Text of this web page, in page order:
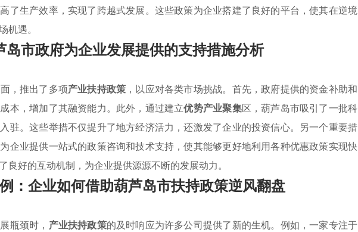
了生产效率，实现了跨越式发展。这些政策为企业搭建了良好的平台，使其在逆境
机遇。
岛市政府为企业发展提供的支持措施分析
，推出了多项产业扶持政策 ，以应对各类市场挑战。首先，政府提供的资金补助和
本，增加了其融资能力。此外，通过建立优势产业聚集区，葫芦岛市吸引了一批科
驻。这些举措不仅提升了地方经济活力，还激发了企业的投资信心。另一个重要措
企业提供一站式的政策咨询和技术支持，使其能够更好地利用各种优惠政策实现快
良好的互动机制，为企业提供源源不断的发展动力。
：企业如何借助葫芦岛市扶持政策逆风翻盘
瓶颈时， 产业扶持政策的及时响应为许多公司提供了新的生机。例如，一家专注于